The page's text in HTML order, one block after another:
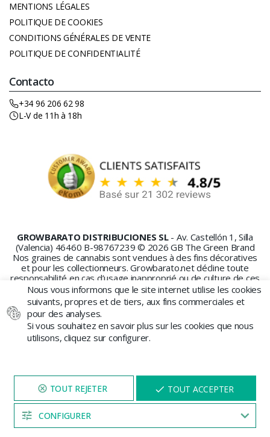
MENTIONS LÉGALES
POLITIQUE DE COOKIES
CONDITIONS GÉNÉRALES DE VENTE
POLITIQUE DE CONFIDENTIALITÉ
Contacto
+34 96 206 62 98
L-V de 11h à 18h
GROWBARATO DISTRIBUCIONES SL - Av. Castellón 1, Silla
(Valencia) 46460 B-98767239 © 2026 GB The Green Brand
Nos graines de cannabis sont vendues à des fins décoratives
et pour les collectionneurs. Growbarato.net décline toute
responsabilité en cas d’usage inapproprié ou de culture de ces
graines.
Nous vous informons que le site internet utilise les cookies
suivants, propres et de tiers, aux fins commerciales et
pour des analyses.
Si vous souhaitez en savoir plus sur les cookies que nous
utilisons, cliquez sur configurer.
CONFIGURER
TOUT ACCEPTER
NAVIGUEZ SUR NOTRE SITE
PENDANT 5 MINUTES ET UNE
REMISEVOUS SERA PROPOSÉE
04:52